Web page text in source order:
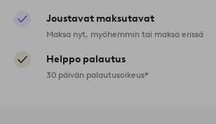
Joustavat maksutavat
Maksa nyt, myöhemmin tai maksa erissä
Helppo palautus
30 päivän palautusoikeus*